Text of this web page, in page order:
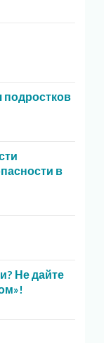
подростков
в
Не дайте